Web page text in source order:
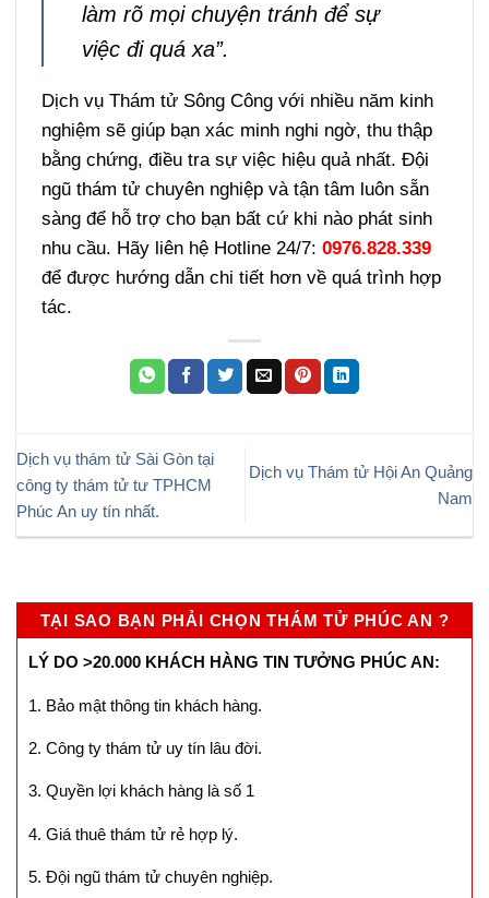
làm rõ mọi chuyện tránh để sự
việc đi quá xa”.
Dịch vụ Thám tử Sông Công với nhiều năm kinh
nghiệm sẽ giúp bạn xác minh nghi ngờ, thu thập
bằng chứng, điều tra sự việc hiệu quả nhất. Đội
ngũ thám tử chuyên nghiệp và tận tâm luôn sẵn
sàng để hỗ trợ cho bạn bất cứ khi nào phát sinh
nhu cầu. Hãy liên hệ Hotline 24/7:0976.828.339
để được hướng dẫn chi tiết hơn về quá trình hợp
tác.
Dịch vụ thám tử Sài Gòn tại
công ty thám tử tư TPHCM
Phúc An uy tín nhất.
Dịch vụ Thám tử Hội An Quảng
Nam
TẠI SAO BẠN PHẢI CHỌN THÁM TỬ PHÚC AN ?
LÝ DO >20.000 KHÁCH HÀNG TIN TƯỞNG PHÚC AN:
1. Bảo mật thông tin khách hàng.
2. Công ty thám tử uy tín lâu đời.
3. Quyền lợi khách hàng là số 1
4. Giá thuê thám tử rẻ hợp lý.
5. Đội ngũ thám tử chuyên nghiệp.